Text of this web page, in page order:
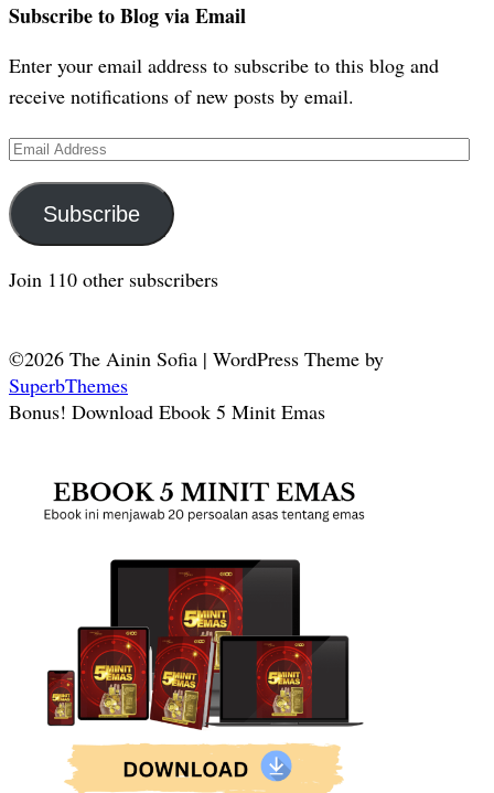
Subscribe to Blog via Email
Enter your email address to subscribe to this blog and
receive notifications of new posts by email.
Email
Address
Subscribe
Join 110 other subscribers
©2026 The Ainin Sofia | WordPress Theme by
SuperbThemes
Bonus! Download Ebook 5 Minit Emas